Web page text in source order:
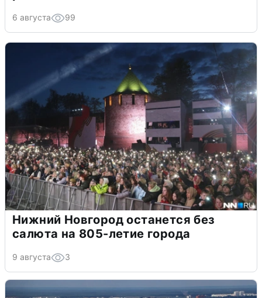
6 августа 99
Нижний Новгород останется без
салюта на 805-летие города
9 августа 3